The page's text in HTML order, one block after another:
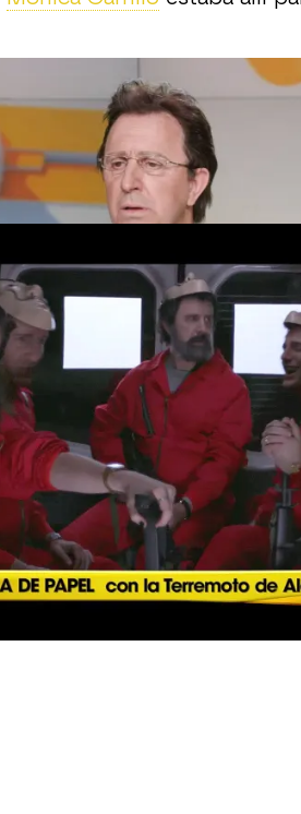
un pedo dentro de la
de 'La casa de papel
'
se tira un pedo en la
Alcorcón
Premios Iris Premio